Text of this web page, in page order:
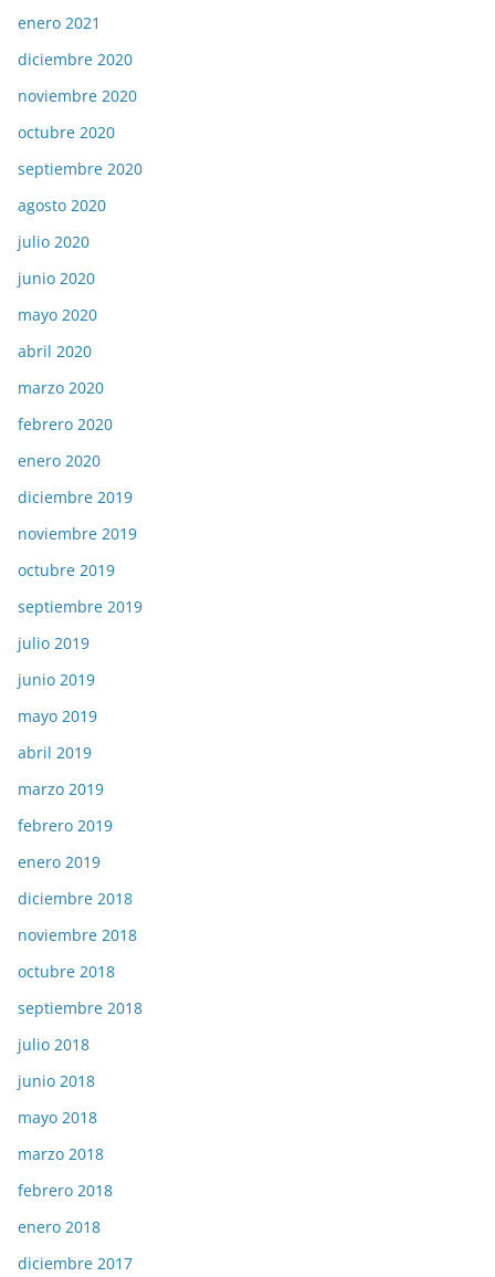
enero 2021
diciembre 2020
noviembre 2020
octubre 2020
septiembre 2020
agosto 2020
julio 2020
junio 2020
mayo 2020
abril 2020
marzo 2020
febrero 2020
enero 2020
diciembre 2019
noviembre 2019
octubre 2019
septiembre 2019
julio 2019
junio 2019
mayo 2019
abril 2019
marzo 2019
febrero 2019
enero 2019
diciembre 2018
noviembre 2018
octubre 2018
septiembre 2018
julio 2018
junio 2018
mayo 2018
marzo 2018
febrero 2018
enero 2018
diciembre 2017